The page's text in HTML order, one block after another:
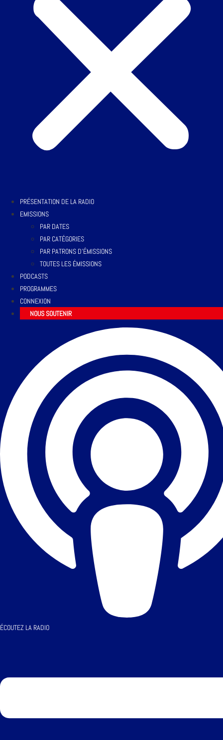
PRÉSENTATION DE LA RADIO
EMISSIONS
PAR DATES
PAR CATÉGORIES
PAR PATRONS D’ÉMISSIONS
TOUTES LES ÉMISSIONS
PODCASTS
PROGRAMMES
CONNEXION
NOUS SOUTENIR
ÉCOUTEZ LA RADIO